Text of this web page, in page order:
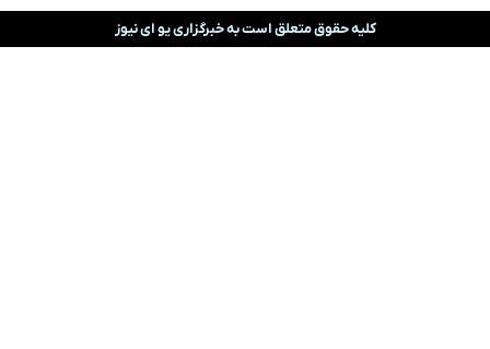
کلیه حقوق متعلق است به خبرگزاری یو ای نیوز